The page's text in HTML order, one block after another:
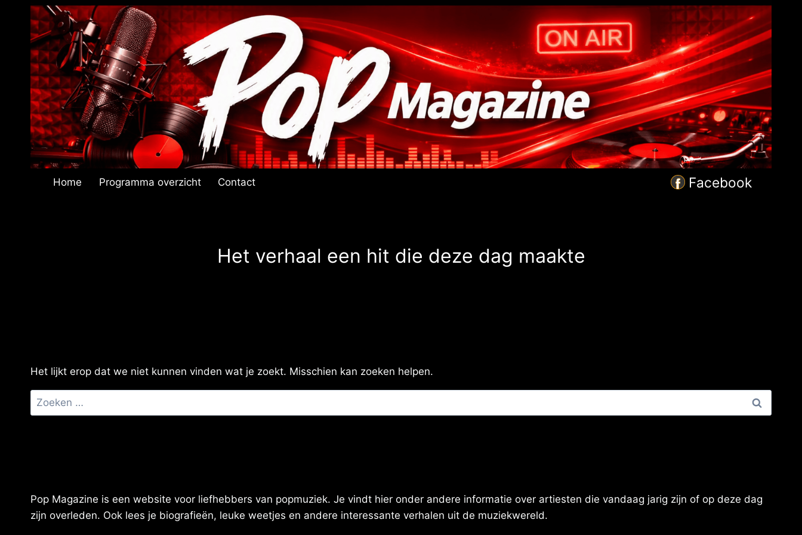
Doorgaan
inhoud
Home Programma overzicht Contact Facebook
Het verhaal een hit die deze dag maakte
Het lijkt erop dat we niet kunnen vinden wat je zoekt. Misschien kan zoeken helpen.
Zoeken
naar:
Pop Magazine is een website voor liefhebbers van popmuziek. Je vindt hier onder andere informatie over artiesten die vandaag jarig zijn of op deze dag
zijn overleden. Ook lees je biografieën, leuke weetjes en andere interessante verhalen uit de muziekwereld.